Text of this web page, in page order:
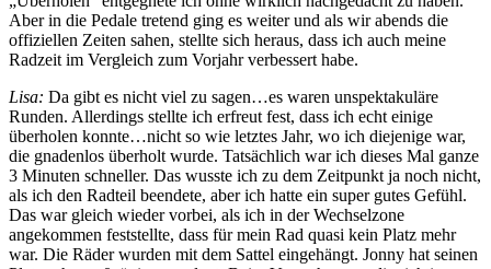
Aber in die Pedale tretend ging es weiter und als wir abends die
offiziellen Zeiten sahen, stellte sich heraus, dass ich auch meine
Radzeit im Vergleich zum Vorjahr verbessert habe.
Lisa: Da gibt es nicht viel zu sagen…es waren unspektakuläre
Runden. Allerdings stellte ich erfreut fest, dass ich echt einige
überholen konnte…nicht so wie letztes Jahr, wo ich diejenige war,
die gnadenlos überholt wurde. Tatsächlich war ich dieses Mal ganze
3 Minuten schneller. Das wusste ich zu dem Zeitpunkt ja noch nicht,
als ich den Radteil beendete, aber ich hatte ein super gutes Gefühl.
Das war gleich wieder vorbei, als ich in der Wechselzone
angekommen feststellte, dass für mein Rad quasi kein Platz mehr
war. Die Räder wurden mit dem Sattel eingehängt. Jonny hat seinen